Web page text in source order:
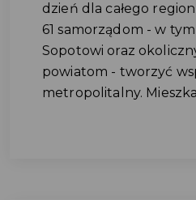
dzień dla całego
61 samorządom - w
Sopotowi oraz
powiatom - tworzyć
metropolitalny.